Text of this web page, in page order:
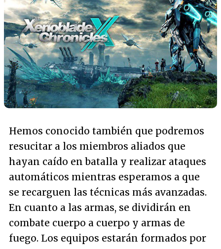
Hemos conocido también que podremos
resucitar a los miembros aliados que
hayan caído en batalla y realizar ataques
automáticos mientras esperamos a que
se recarguen las técnicas más avanzadas.
En cuanto a las armas, se dividirán en
combate cuerpo a cuerpo y armas de
fuego. Los equipos estarán formados por